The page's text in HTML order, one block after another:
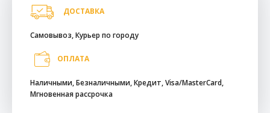
ДОСТАВКА
Самовывоз, Курьер по городу
ОПЛАТА
Наличными, Безналичными, Кредит, Visa/MasterCard,
Мгновенная рассрочка